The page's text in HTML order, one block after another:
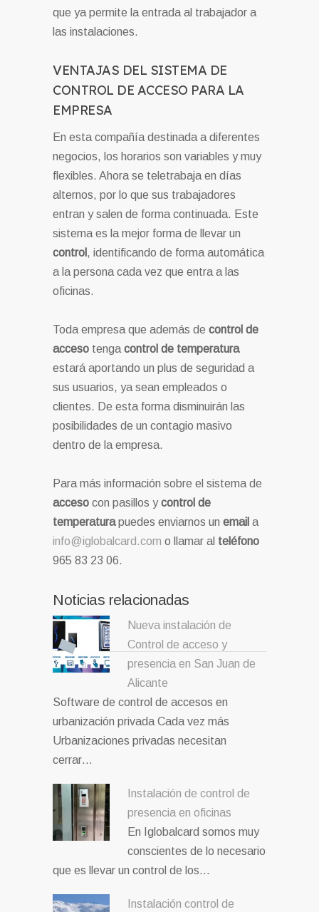
que ya permite la entrada al trabajador a
las instalaciones.
VENTAJAS DEL SISTEMA DE
CONTROL DE ACCESO PARA LA
EMPRESA
En esta compañía destinada a diferentes
negocios, los horarios son variables y muy
flexibles. Ahora se teletrabaja en días
alternos, por lo que sus trabajadores
entran y salen de forma continuada. Este
sistema es la mejor forma de llevar un
control , identificando de forma automática
a la persona cada vez que entra a las
oficinas.
Toda empresa que además de control de
acceso tenga control de temperatura
estará aportando un plus de seguridad a
sus usuarios, ya sean empleados o
clientes. De esta forma disminuirán las
posibilidades de un contagio masivo
dentro de la empresa.
Para más información sobre el sistema de
acceso con pasillos ycontrol de
temperaturapuedes enviarnos un email a
info@iglobalcard.com o llamar al teléfono
965 83 23 06.
Noticias relacionadas
Nueva instalación de
Control de acceso y
presencia en San Juan de
Alicante
Software de control de accesos en
urbanización privada Cada vez más
Urbanizaciones privadas necesitan
cerrar…
Instalación de control de
presencia en oficinas
En Iglobalcard somos muy
conscientes de lo necesario
que es llevar un control de los…
Instalación control de